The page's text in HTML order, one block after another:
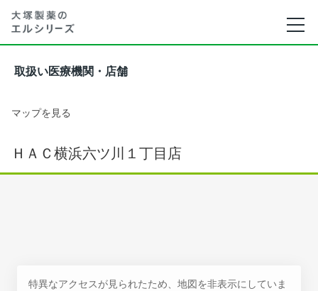
取扱い医療機関・店舗
マップを見る
ＨＡＣ横浜六ツ川１丁目店
特異なアクセスが見られたため、地図を非表示にしていま